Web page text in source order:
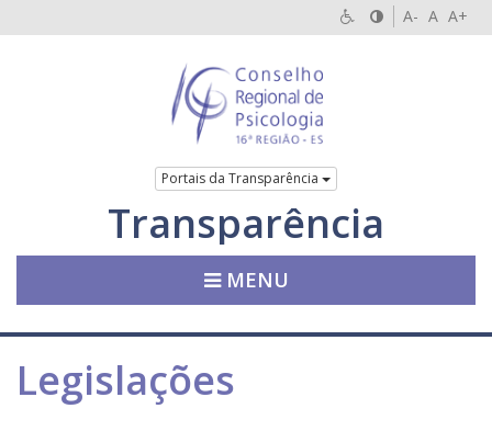
A- A A+
Portais da Transparência
Transparência
MENU
Legislações